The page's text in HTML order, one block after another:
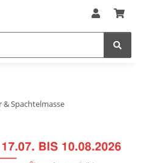
& Spachtelmasse